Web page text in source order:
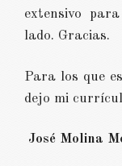
extensivo
lado. Gracias.
Para los que
dejo mi
José Molina